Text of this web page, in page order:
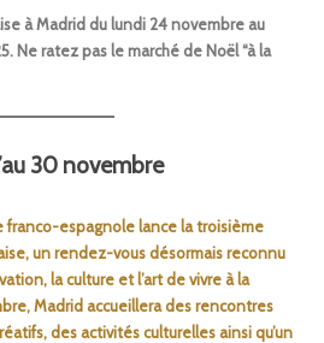
à Madrid du lundi 24 novembre au
Ne ratez pas le marché de Noël “à la
30 novembre
franco-espagnole lance la troisième
un rendez-vous désormais reconnu
la culture et l’art de vivre à la
Madrid accueillera des rencontres
des activités culturelles ainsi qu’un